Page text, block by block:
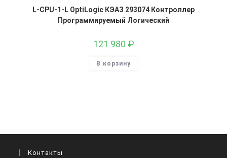
L-CPU-1-L OptiLogic КЭАЗ 293074 Контроллер
Программируемый Логический
121 980 ₽
В корзину
Контакты